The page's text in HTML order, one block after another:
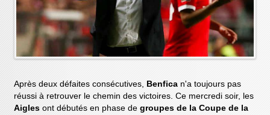
Après deux défaites consécutives, Benfican'a toujours pas
réussi à retrouver le chemin des victoires. Ce mercredi soir, les
Aiglesont débutés en phase degroupes de la Coupe de la